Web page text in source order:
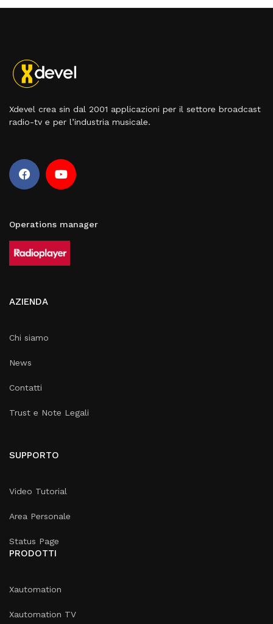
Xdevel crea sin dal 2001 applicazioni per il settore broadcast
radio-tv e per l’industria musicale.
Operations manager
AZIENDA
Chi siamo
News
Contatti
Trust e Note Legali
SUPPORTO
Video Tutorial
Area Personale
Status Page
PRODOTTI
Xautomation
Xautomation TV